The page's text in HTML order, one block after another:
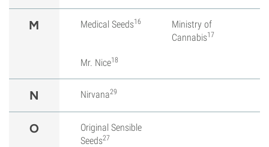
M Medical Seeds16
Ministry of
Cannabis17
Mr. Nice18
N Nirvana29
O
Original Sensible
Seeds27